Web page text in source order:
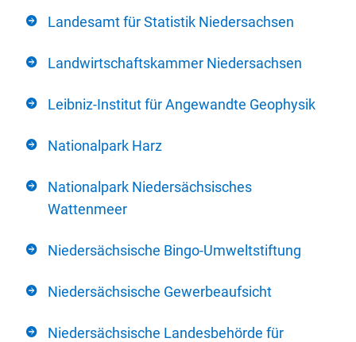
Landesamt für Statistik Niedersachsen
Landwirtschaftskammer Niedersachsen
Leibniz-Institut für Angewandte Geophysik
Nationalpark Harz
Nationalpark Niedersächsisches
Wattenmeer
Niedersächsische Bingo-Umweltstiftung
Niedersächsische Gewerbeaufsicht
Niedersächsische Landesbehörde für